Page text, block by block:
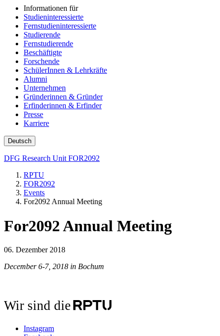
Informationen für
Studieninteressierte
Fernstudieninteressierte
Studierende
Fernstudierende
Beschäftigte
Forschende
SchülerInnen & Lehrkräfte
Alumni
Unternehmen
Gründerinnen & Gründer
Erfinderinnen & Erfinder
Presse
Karriere
Deutsch
DFG Research Unit FOR2092
RPTU
FOR2092
Events
For2092 Annual Meeting
For2092 Annual Meeting
06. Dezember 2018
December 6-7, 2018 in Bochum
Wir sind die
Instagram